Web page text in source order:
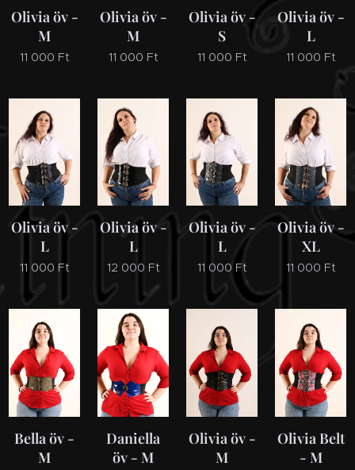
Olivia öv -
M
11 000 Ft
Olivia öv -
M
11 000 Ft
Olivia öv -
S
11 000 Ft
Olivia öv -
L
11 000 Ft
Olivia öv -
L
11 000 Ft
Olivia öv -
L
12 000 Ft
Olivia öv -
L
11 000 Ft
Olivia öv -
XL
11 000 Ft
Bella öv -
M
Daniella
öv - M
Olivia öv -
M
Olivia Belt
- M